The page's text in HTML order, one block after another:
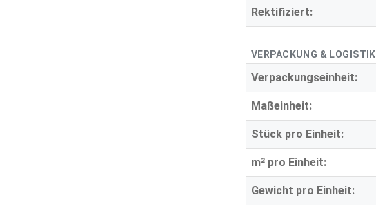
Rektifiziert:
VERPACKUNG & LOGISTIK
Verpackungseinheit:
Maßeinheit:
Stück pro Einheit:
m² pro Einheit:
Gewicht pro Einheit: